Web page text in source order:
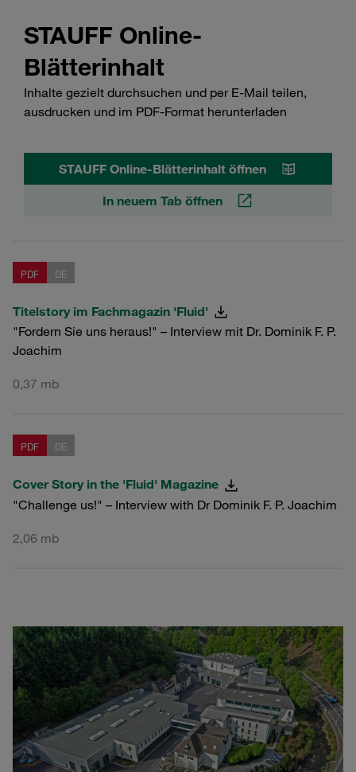
STAUFF Online-
Blätterinhalt
Inhalte gezielt durchsuchen und per E-Mail teilen,
ausdrucken und im PDF-Format herunterladen
STAUFF Online-Blätterinhalt öffnen
In neuem Tab öffnen
PDF DE
Titelstory im Fachmagazin 'Fluid'
"Fordern Sie uns heraus!" – Interview mit Dr. Dominik F. P.
Joachim
0,37 mb
PDF DE
Cover Story in the 'Fluid' Magazine
"Challenge us!" – Interview with Dr Dominik F. P. Joachim
2,06 mb